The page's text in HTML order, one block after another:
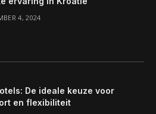
4, 2024
De ideale keuze voor
en flexibiliteit